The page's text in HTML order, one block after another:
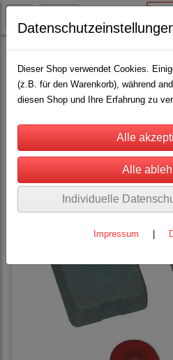
Rinderhaltung
Kennzeichnung für
Prima-Flex Zangen und Zubehör(5)
Dieser Shop verwendet Cookies.
(z.B. für den Warenkorb), während
diesen Shop und Ihre Erfahrung zu
Individuelle
Impressum